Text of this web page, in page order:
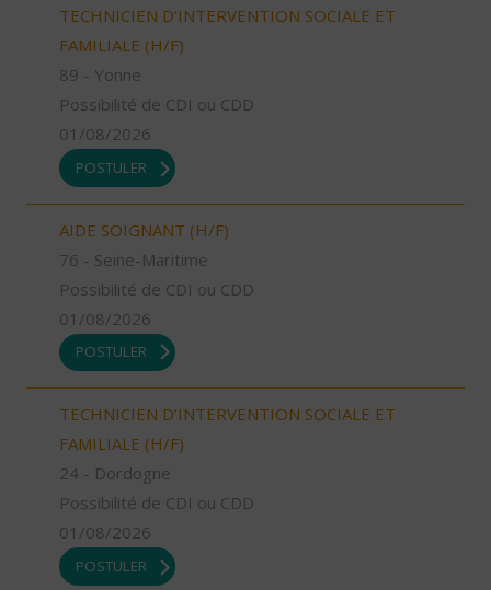
TECHNICIEN D’INTERVENTION SOCIALE ET
FAMILIALE (H/F)
89 - Yonne
Possibilité de CDI ou CDD
01/08/2026
POSTULER
AIDE SOIGNANT (H/F)
76 - Seine-Maritime
Possibilité de CDI ou CDD
01/08/2026
POSTULER
TECHNICIEN D’INTERVENTION SOCIALE ET
FAMILIALE (H/F)
24 - Dordogne
Possibilité de CDI ou CDD
01/08/2026
POSTULER